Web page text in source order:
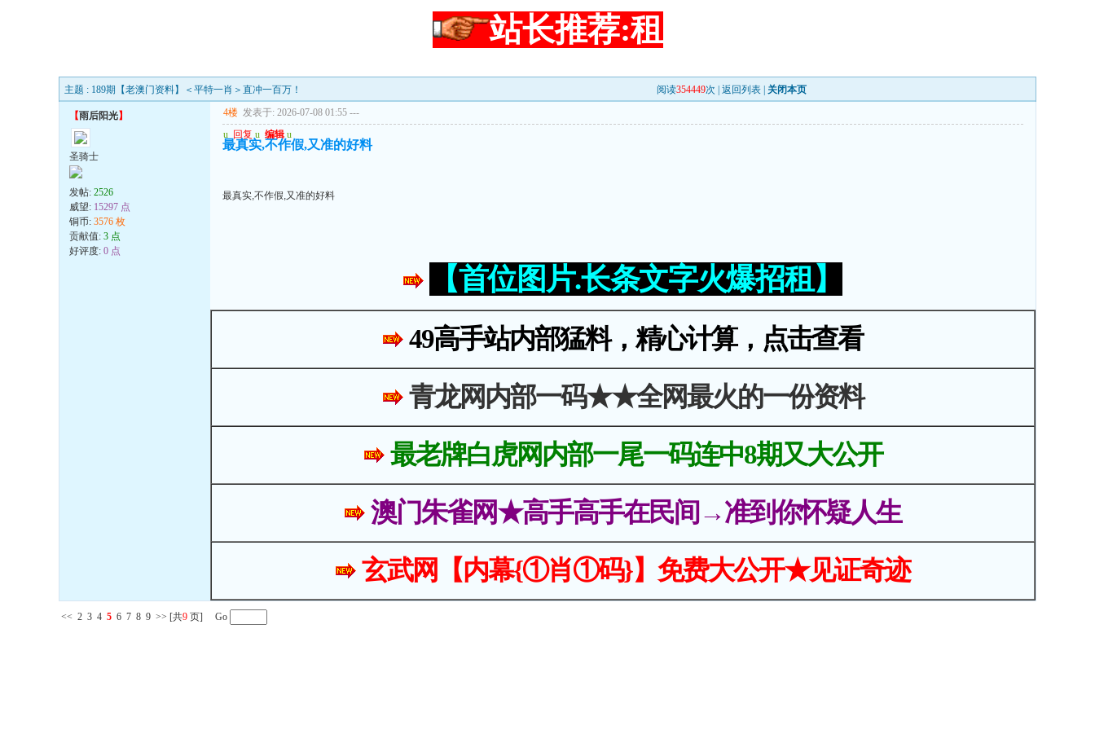
站长推荐:租
主题 : 189期【老澳门资料】＜平特一肖＞直冲一百万！ 阅读354449次 | 返回列表 关闭本页
【雨后阳光】
圣骑士
发帖: 2526
威望: 15297 点
铜币: 3576 枚
贡献值: 3 点
好评度: 0 点
4楼 发表于: 2026-07-08 01:55 ---
u 回复 u 编辑 u
最真实,不作假,又准的好料
最真实,不作假,又准的好料
【首位图片.长条文字火爆招租】
49高手站内部猛料，精心计算，点击查看
青龙网内部一码★★全网最火的一份资料
最老牌白虎网内部一尾一码连中8期又大公开
澳门朱雀网★高手高手在民间→准到你怀疑人生
玄武网【内幕{①肖①码}】免费大公开★见证奇迹
<< 2 3 4 5 6 7 8 9 >> [共9 页] Go